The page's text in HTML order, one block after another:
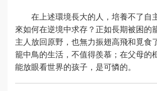
在上述環境長大的人，培養不了自
來如何在逆境中求存？正如長期被困的
主人放回原野，也無力振翅高飛和覓食
籠中鳥的生活，不值得羨慕；在父母的
能放眼看世界的孩子，是可憐的。